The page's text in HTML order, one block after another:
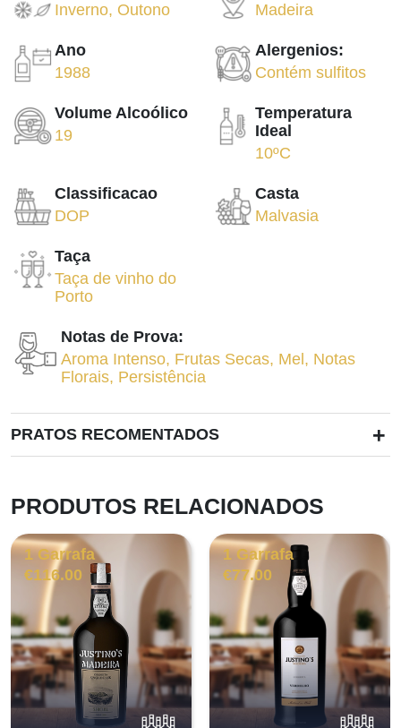
Inverno, Outono
Madeira
Ano
1988
Alergenios:
Contém sulfitos
Volume Alcoólico
19
Temperatura
Ideal
10ºC
Classificacao
DOP
Casta
Malvasia
Taça
Taça de vinho do
Porto
Notas de Prova:
Aroma Intenso, Frutas Secas, Mel , Notas
Florais, Persistência
PRATOS RECOMENTADOS +
PRODUTOS RELACIONADOS
1 Garrafa
€116.00
1 Garrafa
€77.00